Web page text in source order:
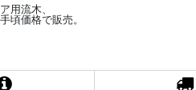
用流木、
頃価格で販売。